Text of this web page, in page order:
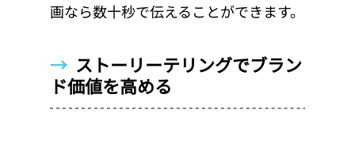
画なら数十秒で伝えることができます。
→ ストーリーテリングでブラン
ド価値を高める